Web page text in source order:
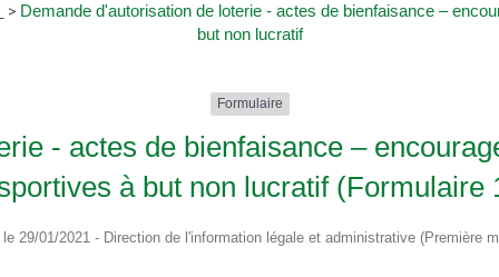
> Demande d'autorisation de loterie - actes de bienfaisance –
but non lucratif
Formulaire
- actes de bienfaisance –
à but non lucratif (Formulaire
29/01/2021 - Direction de l'information légale et administrative (Première